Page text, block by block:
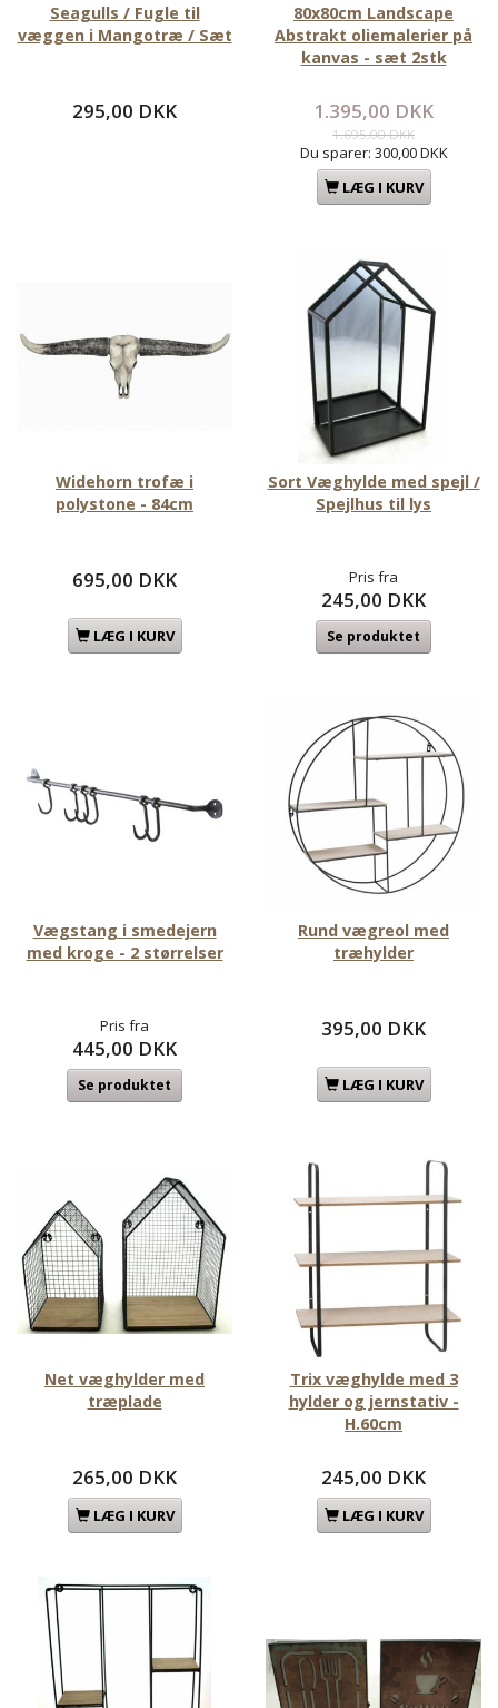
Seagulls / Fugle til
væggen i Mangotræ / Sæt
295,00 DKK
80x80cm Landscape
Abstrakt oliemalerier på
kanvas - sæt 2stk
1.395,00 DKK
1.695,00 DKK
Du sparer: 300,00 DKK
LÆG I KURV
Widehorn trofæ i
polystone - 84cm
695,00 DKK
LÆG I KURV
Sort Væghylde med spejl /
Spejlhus til lys
Pris fra
245,00 DKK
Se produktet
Vægstang i smedejern
med kroge - 2 størrelser
Pris fra
445,00 DKK
Se produktet
Rund vægreol med
træhylder
395,00 DKK
LÆG I KURV
Net væghylder med
træplade
265,00 DKK
LÆG I KURV
Trix væghylde med 3
hylder og jernstativ -
H.60cm
245,00 DKK
LÆG I KURV